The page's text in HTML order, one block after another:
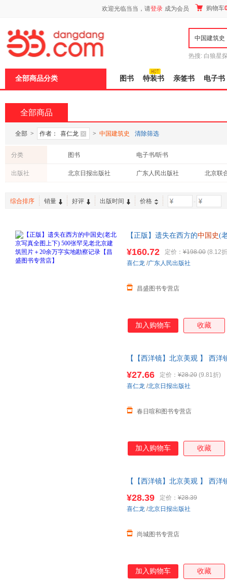
欢迎光临当当，请登录 成为会员 购物车
热搜: 白狼星
全部商品分类 图书 特装书 亲签书 电子书
全部商品
全部 > 作者： 喜仁龙 > 中国建筑史 清除筛选
分类 图书 电子书/听书
出版社 北京日报出版社 广东人民出版社 北京联
综合排序 销量 好评 出版时间 价格 -
【正版】遗失在西方的中国史(
客服
¥160.72 定价： ¥198.00 (8.12
昌盛图书专营店
喜仁龙 /广东人民出版社
加入购物车 收藏
【【西洋镜】北京美观 】 西
系在线当当客服
¥27.66 定价： ¥28.20 (9.81折)
春日喧和图书专营店
喜仁龙 /北京日报出版社
加入购物车 收藏
【【西洋镜】北京美观 】 西
系在线当当客服
¥28.39 定价： ¥28.39
尚城图书专营店
喜仁龙 /北京日报出版社
加入购物车 收藏
页
加